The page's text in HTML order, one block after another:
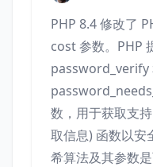
PHP 8.4 修改了
cost 参数。PHP
password_verify
数，用于获取支
取信息) 函数以安
希算法及其参数